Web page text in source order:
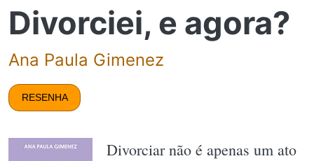
Divorciei, e agora?
Ana Paula Gimenez
RESENHA
Divorciar não é apenas um ato